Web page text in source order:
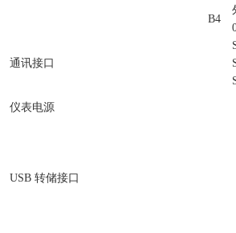
B4
通讯接口
仪表电源
USB 转储接口